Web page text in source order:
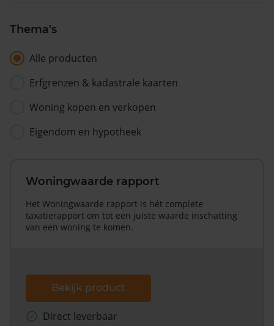
Thema's
Alle producten
Erfgrenzen & kadastrale kaarten
Woning kopen en verkopen
Eigendom en hypotheek
Woningwaarde rapport
Het Woningwaarde rapport is hét complete
taxatierapport om tot een juiste waarde inschatting
van een woning te komen.
Bekijk product
Direct leverbaar